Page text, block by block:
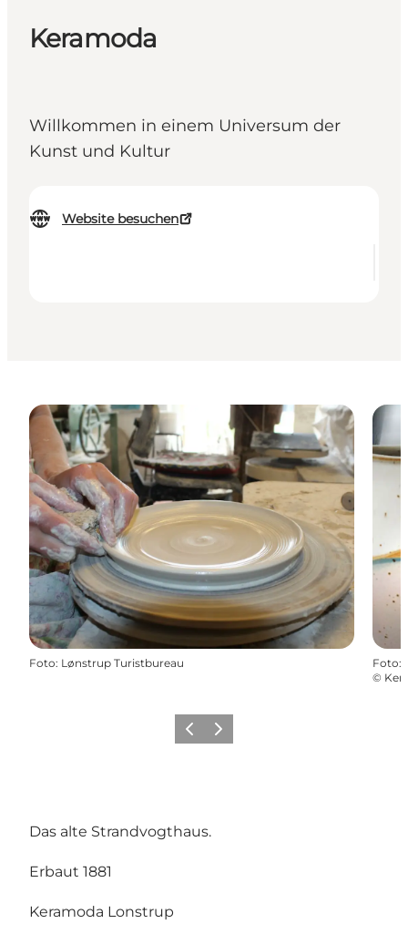
Keramoda
Willkommen in einem Universum der
Kunst und Kultur
Website besuchen
Foto: Lønstrup Turistbureau Foto:
©
ZurückWeiter
Das alte Strandvogthaus.
Erbaut 1881
Keramoda Lonstrup